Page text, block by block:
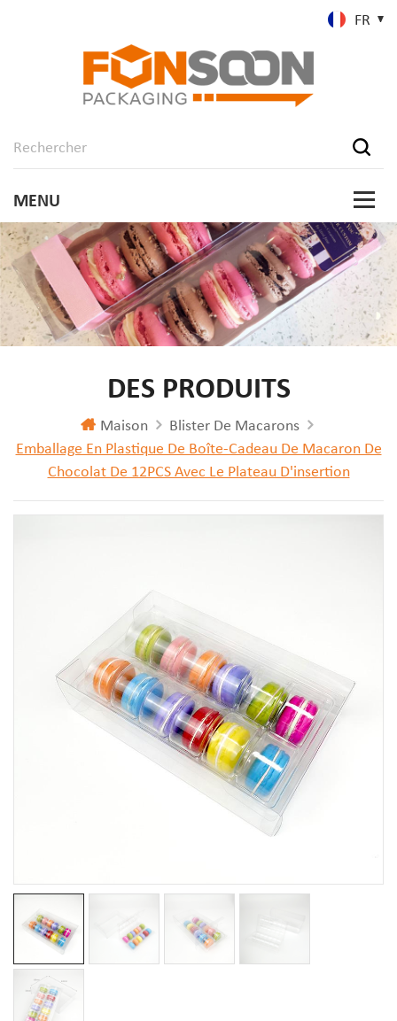
FR
DES PRODUITS
Maison
Blister De Macarons
Emballage En Plastique De Boîte-Cadeau De Macaron De
Chocolat De 12PCS Avec Le Plateau D'insertion